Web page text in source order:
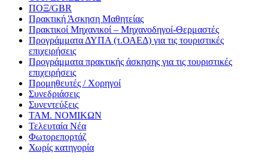
ΠΟΞ/GBR
Πρακτική Άσκηση Μαθητείας
Πρακτικοί Μηχανικοί – Μηχανοδηγοί-Θερμαστές
Προγράμματα ΔΥΠΑ (τ.ΟΑΕΔ) για τις τουριστικές
επιχειρήσεις
Προγράμματα πρακτικής άσκησης για τις τουριστικές
επιχειρήσεις
Προμηθευτές / Χορηγοί
Συνεδριάσεις
Συνεντεύξεις
ΤΑΜ. ΝΟΜΙΚΩΝ
Τελευταία Νέα
Φωτορεπορτάζ
Χωρίς κατηγορία